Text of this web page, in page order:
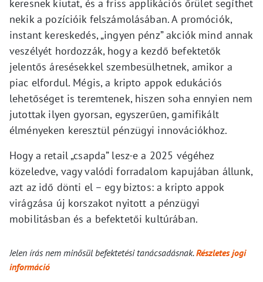
keresnek kiutat, és a friss applikációs őrület segíthet
nekik a pozícióik felszámolásában. A promóciók,
instant kereskedés, „ingyen pénz” akciók mind annak
veszélyét hordozzák, hogy a kezdő befektetők
jelentős áresésekkel szembesülhetnek, amikor a
piac elfordul. Mégis, a kripto appok edukációs
lehetőséget is teremtenek, hiszen soha ennyien nem
jutottak ilyen gyorsan, egyszerűen, gamifikált
élményeken keresztül pénzügyi innovációkhoz.
Hogy a retail „csapda” lesz-e a 2025 végéhez
közeledve, vagy valódi forradalom kapujában állunk,
azt az idő dönti el – egy biztos: a kripto appok
virágzása új korszakot nyitott a pénzügyi
mobilitásban és a befektetői kultúrában.
Jelen írás nem minősül befektetési tanácsadásnak.Részletes jogi
információ